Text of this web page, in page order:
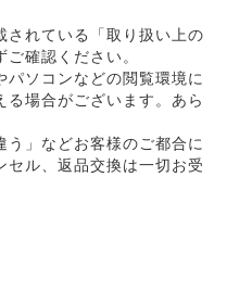
れている「取り扱い上の
確認ください。
ソコンなどの閲覧環境に
場合がございます。あら
」などお客様のご都合に
ル、返品交換は一切お受